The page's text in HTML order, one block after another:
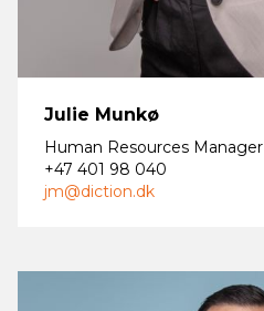
Julie Munkø
Human Resources Manager
+47 401 98 040
jm@diction.dk